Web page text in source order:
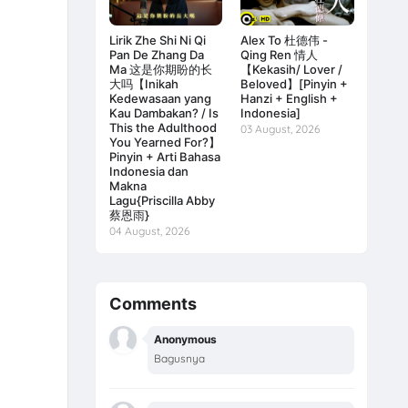
Lirik Zhe Shi Ni Qi
Pan De Zhang Da
Ma 这是你期盼的长
大吗【Inikah
Kedewasaan yang
Kau Dambakan? / Is
This the Adulthood
You Yearned For?】
Pinyin + Arti Bahasa
Indonesia dan
Makna
Lagu{Priscilla Abby
蔡恩雨}
04 August, 2026
Alex To 杜德伟 -
Qing Ren 情人
【Kekasih/ Lover /
Beloved】[Pinyin +
Hanzi + English +
Indonesia]
03 August, 2026
Comments
Anonymous
Bagusnya